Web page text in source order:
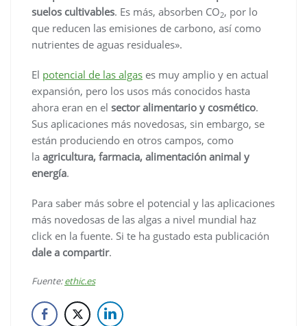
suelos cultivables. Es más, absorben CO2, por lo
que reducen las emisiones de carbono, así como
nutrientes de aguas residuales».
El potencial de las algas es muy amplio y en actual
expansión, pero los usos más conocidos hasta
ahora eran en el sector alimentario y cosmético.
Sus aplicaciones más novedosas, sin embargo, se
están produciendo en otros campos, como
la agricultura, farmacia, alimentación animal y
energía.
Para saber más sobre el potencial y las aplicaciones
más novedosas de las algas a nivel mundial haz
click en la fuente. Si te ha gustado esta publicación
dale a compartir.
Fuente:ethic.es